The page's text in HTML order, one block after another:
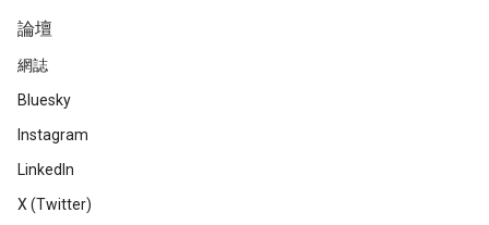
論壇
網誌
Bluesky
Instagram
LinkedIn
X (Twitter)